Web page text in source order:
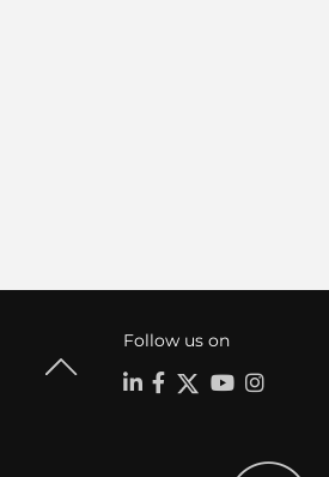
Follow us on